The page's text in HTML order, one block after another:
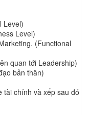
Level)
Level)
(Functional
quan tới Leadership)
bản thân)
tài chính và xếp sau đó